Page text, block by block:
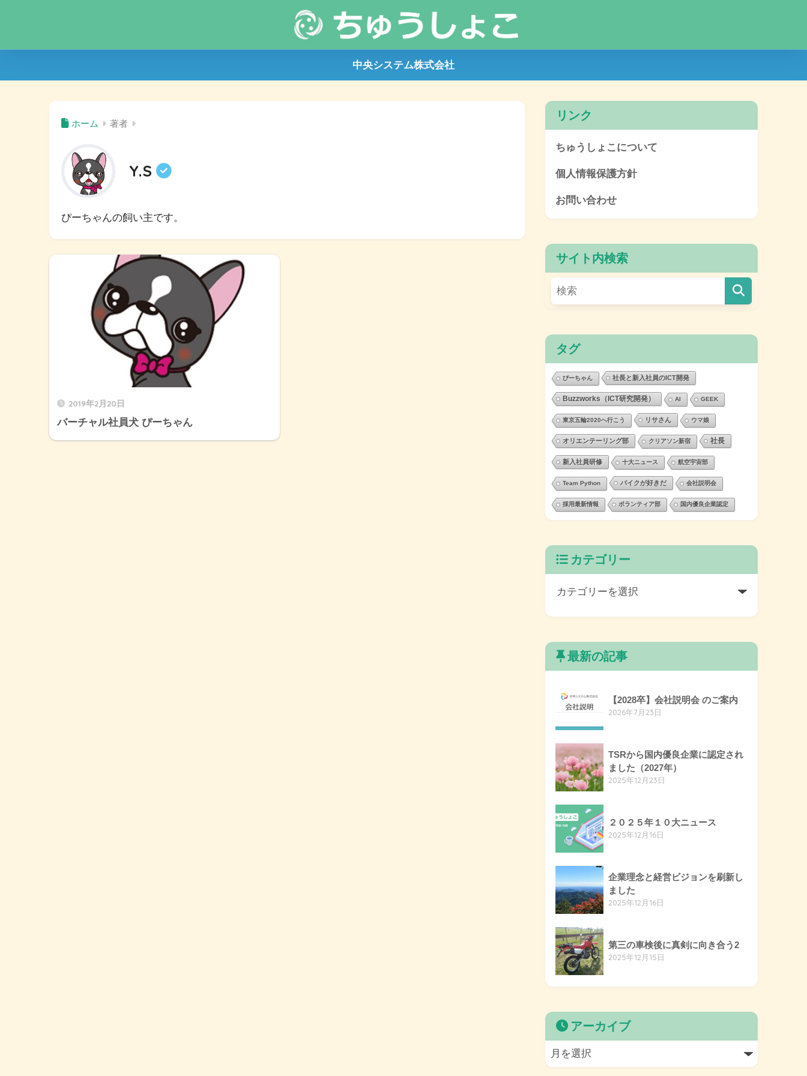
中央システム株式会社
ホーム 著者
Y.S
ぴーちゃんの飼い主です。
2019年2月20日
バーチャル社員犬 ぴーちゃん
リンク
ちゅうしょこについて
個人情報保護方針
お問い合わせ
サイト内検索
タグ
ぴーちゃん 社長と新入社員のICT開発
Buzzworks（ICT研究開発） AI GEEK
東京五輪2020へ行こう リサさん ウマ娘
オリエンテーリング部 クリアソン新宿 社長
新入社員研修 十大ニュース 航空宇宙部
Team Python バイクが好きだ 会社説明会
採用最新情報 ボランティア部 国内優良企業認定
カテゴリー
最新の記事
【2028卒】会社説明会 のご案内
2026年7月23日
TSRから国内優良企業に認定され
ました（2027年）
2025年12月23日
２０２５年１０大ニュース
2025年12月16日
企業理念と経営ビジョンを刷新し
ました
2025年12月16日
第三の車検後に真剣に向き合う2
2025年12月15日
アーカイブ